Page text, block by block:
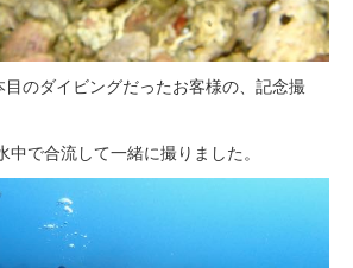
のダイビングだったお客様の、記念撮
で合流して一緒に撮りました。